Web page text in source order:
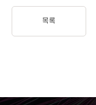
목록